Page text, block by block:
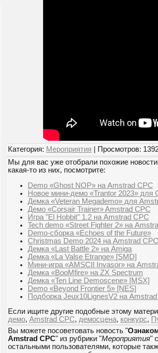
Категория: Мероприятия | Просмотров:
Мы для вас уже отобрали похожие
какая-то из них, посмотрите:
Demo «Ghost NOP» на Amstrad CPC
Новое мини-демо «Trantor 2023» для
Демка «Veteran Megademo» для
Демо «Corsair Trainer» Amstrad CPC
Игра "El Hobbit" 1.2 на Amstrad CPC
Tech demo «Street Fighter 2» на
Demo-сборка «Echoes of the Future»
Christmas Demo 2024 на Amstrad CPC
Демка «Last Battle 2» на Amiga
Демка «La Valse Etrange» [SMD]
Мини-игра «AMSCII Invasor» на
Демка «BooMfire» на ZX Spectrum
Демка «Ten Line Demoscene» [MSX]
Demo «Beyond Frontier 5» [NES]
Подборка Jeux10LignesV2 на
Если ищите другие подобные этому
демо, Amstrad CPC, демосцена, конкурс,
Вы можете посоветовать новость "
Amstrad CPC" из рубрики "Мероприятия"
остальными пользователями, которые